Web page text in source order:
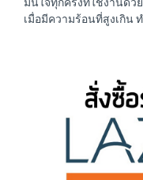
เมื่อมีความร้อนที่สูงเกิน